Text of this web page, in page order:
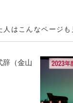
人はこんなページも